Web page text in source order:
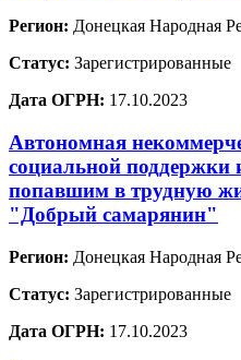
Регион: Донецкая Народная
Статус: Зарегистрированные
Дата ОГРН: 17.10.2023
Автономная
социальной
попавшим в трудную
"Добрый самарянин"
Регион: Донецкая Народная
Статус: Зарегистрированные
Дата ОГРН: 17.10.2023